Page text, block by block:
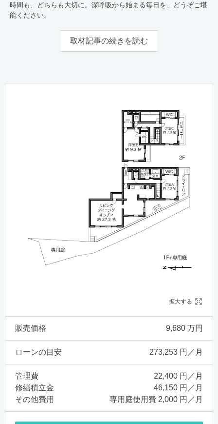
時間も、どちらも大切に。深呼吸から始まる毎日を、どうぞご堪
能ください。
取材記事の続きを読む
拡大する
販売価格 9,680 万円
ローンの目安 273,253 円／月
管理費
22,400 円／月
修繕積立金
46,150 円／月
その他費用
専用庭使用費 2,000 円／月